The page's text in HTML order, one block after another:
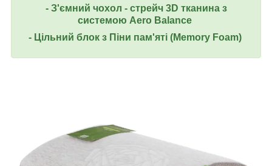
- З'ємний чохол - стрейч 3D тканина з
системою Aero Balance
- Цільний блок з Піни пам'яті (Memory Foam)